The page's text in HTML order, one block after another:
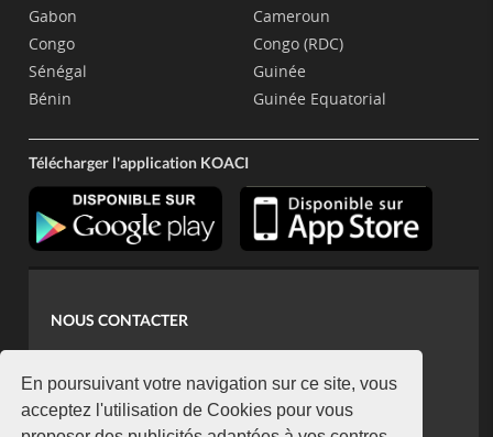
En poursuivant votre navigation sur ce site, vous
acceptez l'utilisation de Cookies pour vous
Gabon
Congo
Sénégal
Bénin
Cameroun
Congo (RDC)
Guinée
Guinée Equatorial
Télécharger l'application KOACI
NOUS CONTACTER
koaci@yahoo.fr
+225 07 08 85 52 93